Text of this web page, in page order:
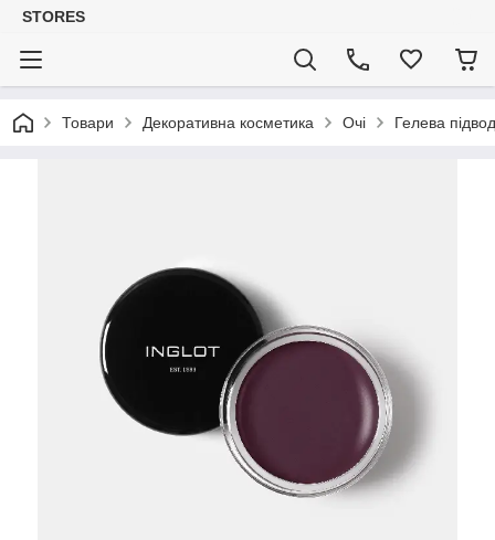
STORES
Товари Декоративна косметика Очі Гелева